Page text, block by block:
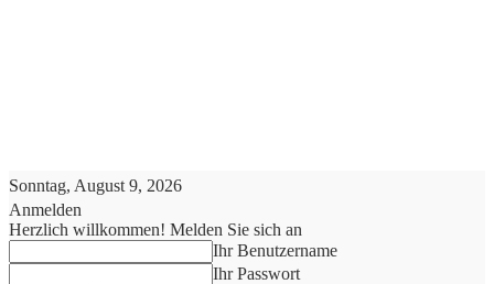
Sonntag, August 9, 2026
Anmelden
Herzlich willkommen! Melden Sie sich an
Ihr Benutzername
Ihr Passwort